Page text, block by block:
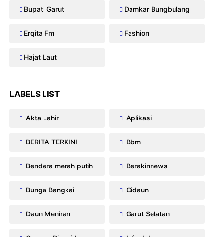
Bupati Garut Damkar Bungbulang
Erqita Fm Fashion
Hajat Laut
LABELS LIST
Akta Lahir Aplikasi
BERITA TERKINI Bbm
Bendera merah putih Berakinnews
Bunga Bangkai Cidaun
Daun Meniran Garut Selatan